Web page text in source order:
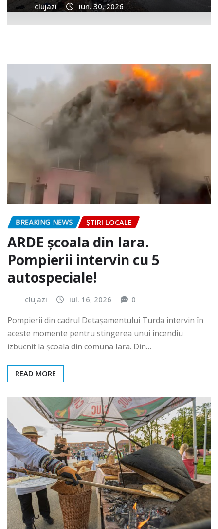
clujazi iun. 30, 2026
BREAKING NEWS ȘTIRI LOCALE
ARDE școala din Iara.
Pompierii intervin cu 5
autospeciale!
clujazi iul. 16, 2026 0
Pompierii din cadrul Detașamentului Turda intervin în
aceste momente pentru stingerea unui incendiu
izbucnit la școala din comuna Iara. Din…
READ MORE